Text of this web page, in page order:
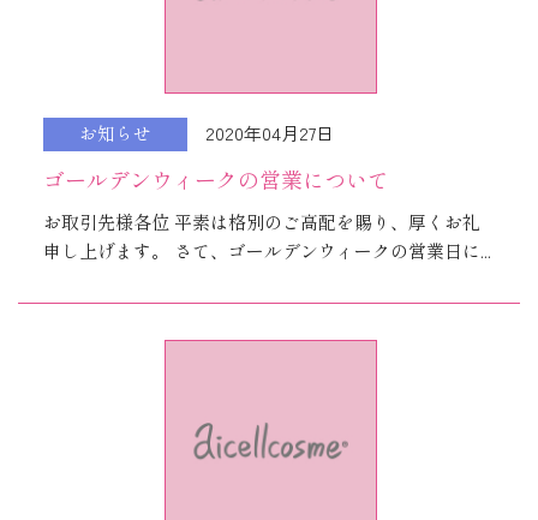
お知らせ 2020年04月27日
ゴールデンウィークの営業について
お取引先様各位 平素は格別のご高配を賜り、厚くお礼
申し上げます。 さて、ゴールデンウィークの営業日に...